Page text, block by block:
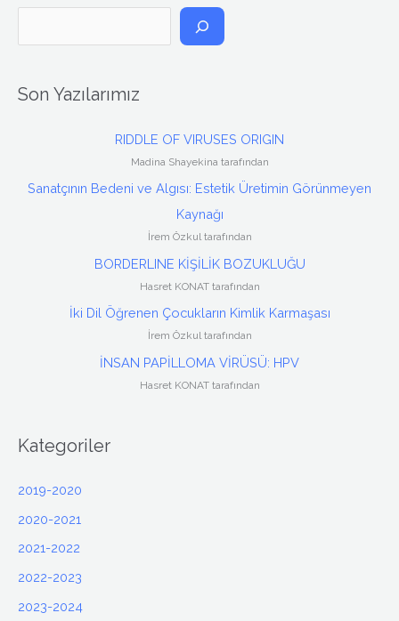
r
Son Yazılarımız
RIDDLE OF VIRUSES ORIGIN
Madina Shayekina tarafından
Sanatçının Bedeni ve Algısı: Estetik Üretimin Görünmeyen
Kaynağı
İrem Özkul tarafından
BORDERLINE KİŞİLİK BOZUKLUĞU
Hasret KONAT tarafından
İki Dil Öğrenen Çocukların Kimlik Karmaşası
İrem Özkul tarafından
İNSAN PAPİLLOMA VİRÜSÜ: HPV
Hasret KONAT tarafından
Kategoriler
2019-2020
2020-2021
2021-2022
2022-2023
2023-2024